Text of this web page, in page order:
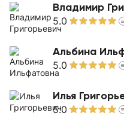
Владимир
5.0
Альбина
5.0
Илья
5.0